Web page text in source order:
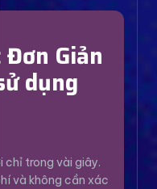
Đơn Giản
dụng
chỉ trong vài giây.
và không cần xác